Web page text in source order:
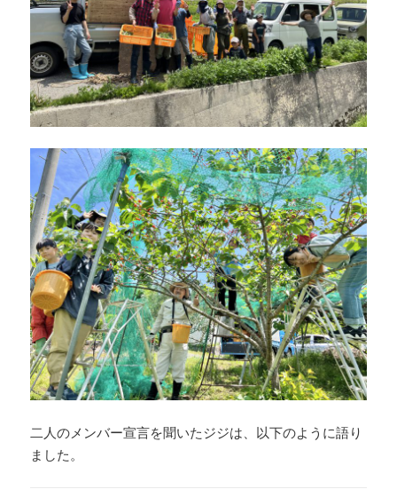
二人のメンバー宣言を聞いたジジは、以下のように語り
ました。